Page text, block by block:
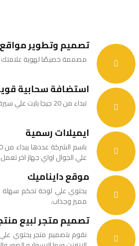
تصميم وتطوير
مصممة خصيصًا لهوية علامتك
استضافة سحابية
تبداء من 20 جيجا بايت علي سيرفرات امريكية وألمانية قوية مؤمنة.
ايميلاات رسمية
علي الجوال اواي جهاز اخر
موقع دايناميك
يحتوي علي لوحة تحكم
مميز وجذاب.
تصميم متجر لبيع
نقوم بتصميم متجر يحتوي علي